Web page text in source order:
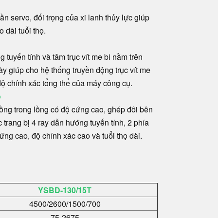
servo, đối trọng của xi lanh thủy lực giúp
dài tuổi thọ.
tuyến tính và tâm trục vít me bi nằm trên
giúp cho hệ thống truyền động trục vít me
chính xác tổng thể của máy công cụ.
trong lồng có độ cứng cao, ghép đôi bên
bị 4 ray dẫn hướng tuyến tính, 2 phía
cao, độ chính xác cao và tuổi thọ dài.
YSBD-130/15T
4500/2600/1500/700